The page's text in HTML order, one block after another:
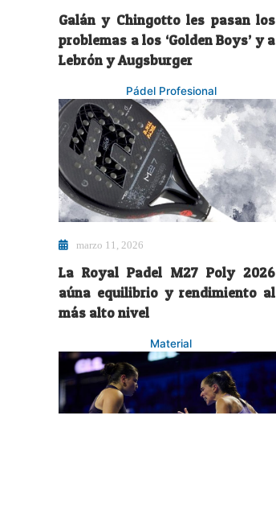
Galán y Chingotto les pasan los
problemas a los ‘Golden Boys’ y a
Lebrón y Augsburger
Pádel Profesional
marzo 11, 2026
La Royal Padel M27 Poly 2026
aúna equilibrio y rendimiento al
más alto nivel
Material